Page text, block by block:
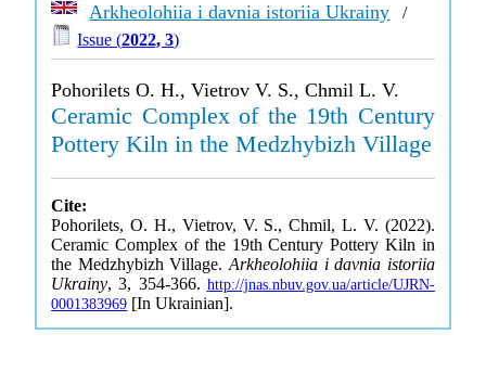
Arkheolohiia i davnia istoriia Ukrainy /
Issue (2022, 3)
Pohorilets O. H., Vietrov V. S., Chmil L. V.
Ceramic Complex of the 19th Century
Pottery Kiln in the Medzhybizh Village
Cite:
Pohorilets, O. H., Vietrov, V. S., Chmil, L. V. (2022).
Ceramic Complex of the 19th Century Pottery Kiln in
the Medzhybizh Village. Arkheolohiia i davnia istoriia
Ukrainy, 3, 354-366. http://jnas.nbuv.gov.ua/article/UJRN-
0001383969 [In Ukrainian].